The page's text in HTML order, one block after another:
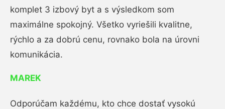
komplet 3 izbový byt a s výsledkom som
maximálne spokojný. Všetko vyriešili kvalitne,
rýchlo a za dobrú cenu, rovnako bola na úrovni
komunikácia.
MAREK
Odporúčam každému, kto chce dostať vysokú